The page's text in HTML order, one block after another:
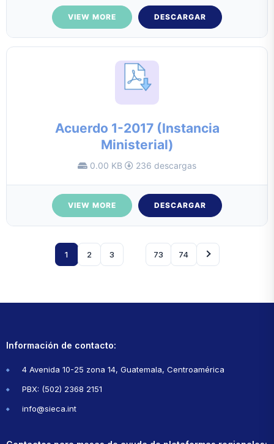
VIEW MORE DESCARGAR
Acuerdo 1-2017 (Instancia
Ministerial)
0.00 KB 236 descargas
VIEW MORE DESCARGAR
1 2 3 73 74
Información de contacto:
4 Avenida 10-25 zona 14, Guatemala, Centroamérica
PBX: (502) 2368 2151
info@sieca.int